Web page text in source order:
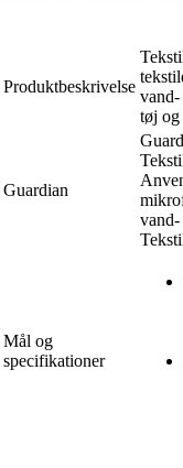
Produktbeskrivelse
vand-
tøj og
Guardian
vand-
Mål og
specifikationer